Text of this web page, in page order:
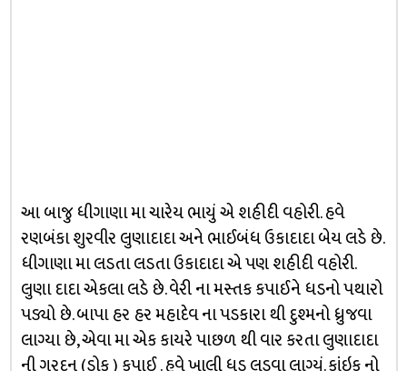
આ બાજુ ધીગાણા મા ચારેય ભાયું એ શહીદી વહોરી. હવે
રણબંકા શુરવીર લુણાદાદા અને ભાઈબંધ ઉકાદાદા બેય લડે છે.
ધીગાણા મા લડતા લડતા ઉકાદાદા એ પણ શહીદી વહોરી.
લુણા દાદા એકલા લડે છે. વેરી ના મસ્તક કપાઈને ધડનો પથારો
પડ્યો છે. બાપા હર હર મહાદેવ ના પડકારા થી દુશ્મનો ધ્રુજવા
લાગ્યા છે, એવા મા એક કાયરે પાછળ થી વાર કરતા લુણાદાદા